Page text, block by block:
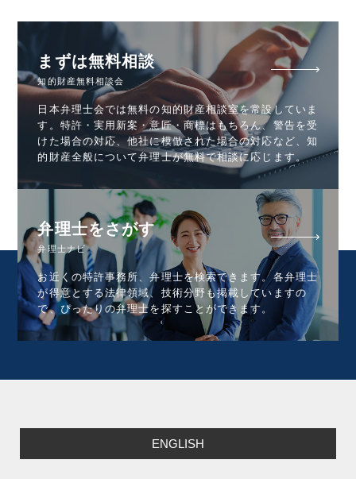
まずは無料相談
知的財産無料相談会
日本弁理士会では無料の知的財産相談室を常設していま
す。特許・実用新案・意匠・商標はもちろん、警告を受
けた場合の対応、他社に模倣された場合の対応など、知
的財産全般について弁理士が無料で相談に応じます。
弁理士をさがす
弁理士ナビ
お近くの特許事務所、弁理士を検索できます。各弁理士
が得意とする法律領域、技術分野も掲載していますの
で、ぴったりの弁理士を探すことができます。
ENGLISH